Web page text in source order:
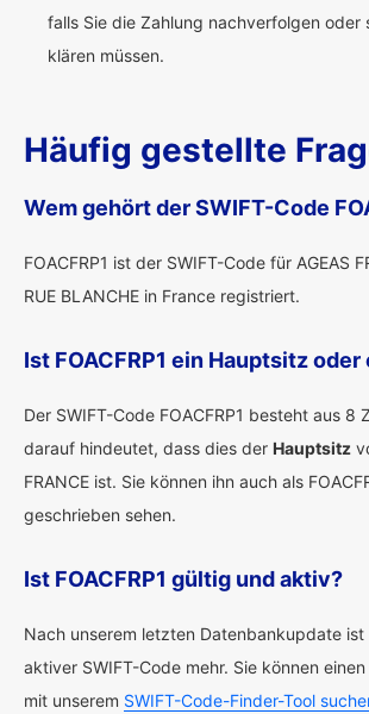
falls Sie die Zahlung nachverfolgen oder
klären müssen.
Häufig gestellte
Wem gehört der SWIFT-Code
FOACFRP1 ist der SWIFT-Code für AGEAS
RUE BLANCHE in France registriert.
Ist FOACFRP1 ein Hauptsitz
Der SWIFT-Code FOACFRP1 besteht aus 8
darauf hindeutet, dass dies der Hauptsitz
FRANCE ist. Sie können ihn auch als
geschrieben sehen.
Ist FOACFRP1 gültig und aktiv?
Nach unserem letzten Datenbankupdate ist
aktiver SWIFT-Code mehr. Sie können
mit unserem SWIFT-Code-Finder-Tool